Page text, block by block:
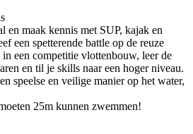
en maak kennis met SUP, kajak en
een spetterende battle op de reuze
een competitie vlottenbouw, leer de
en til je skills naar een hoger niveau.
speelse en veilige manier op het water,
25m kunnen zwemmen!